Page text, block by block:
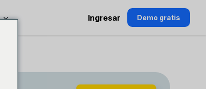
Ingresar Demo gratis